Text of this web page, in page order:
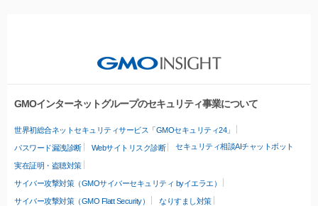
GMOインターネットグループのセキュリティ事業について
世界初総合ネットセキュリティサービス「GMOセキュリティ24」
パスワード漏洩診断 Webサイトリスク診断 セキュリティ相談AIチャットボット
実在証明・盗聴対策
サイバー攻撃対策（GMOサイバーセキュリティ byイエラエ）
サイバー攻撃対策（GMO Flatt Security）
なりすまし対策